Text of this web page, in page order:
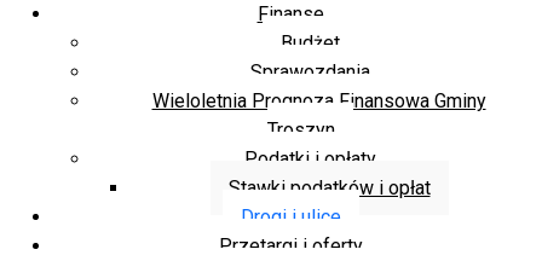
Finanse
Budżet
Sprawozdania
Wieloletnia Prognoza Finansowa Gminy
Troszyn
Podatki i opłaty
Stawki podatków i opłat
Drogi i ulice
Przetargi i oferty